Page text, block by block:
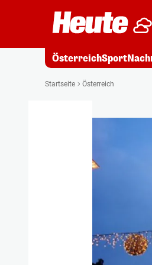
ÖsterreichSport
Startseite Österreich